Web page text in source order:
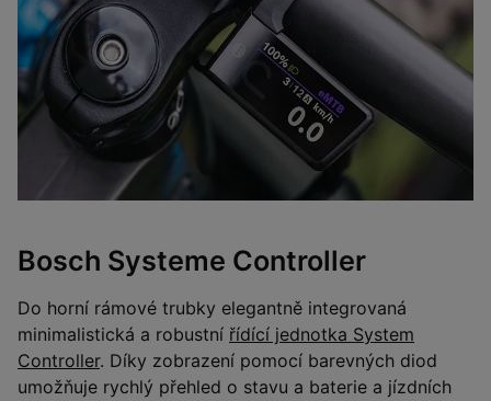
Bosch Systeme Controller
Do horní rámové trubky elegantně integrovaná
minimalistická a robustní řídící jednotka System
Controller. Díky zobrazení pomocí barevných diod
umožňuje rychlý přehled o stavu a baterie a jízdních